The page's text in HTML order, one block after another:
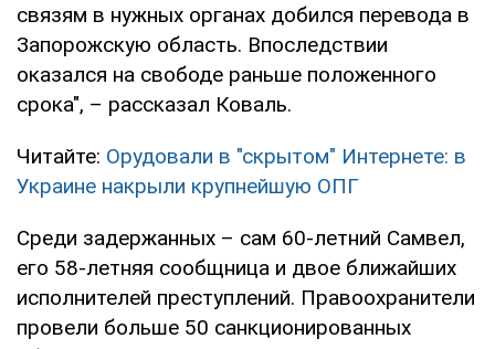
связям в нужных органах добился перевода в
Запорожскую область. Впоследствии
оказался на свободе раньше положенного
срока", – рассказал Коваль.
Читайте: Орудовали в "скрытом" Интернете: в
Украине накрыли крупнейшую ОПГ
Среди задержанных – сам 60-летний Самвел,
его 58-летняя сообщница и двое ближайших
исполнителей преступлений. Правоохранители
провели больше 50 санкционированных